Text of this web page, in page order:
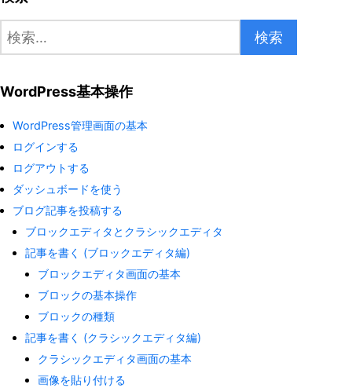
検
索:
WordPress基本操作
WordPress管理画面の基本
ログインする
ログアウトする
ダッシュボードを使う
ブログ記事を投稿する
ブロックエディタとクラシックエディタ
記事を書く (ブロックエディタ編)
ブロックエディタ画面の基本
ブロックの基本操作
ブロックの種類
記事を書く (クラシックエディタ編)
クラシックエディタ画面の基本
画像を貼り付ける